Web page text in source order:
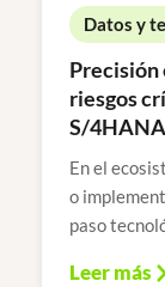
Datos y
Precisión
riesgos
S/4HANA
En el
o
paso
Leer más